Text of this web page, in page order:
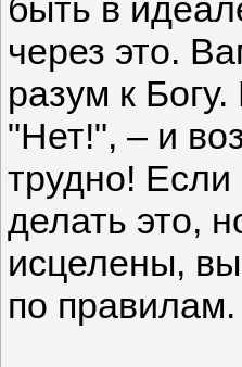
быть в
через это.
разум к
"Нет!", – и
трудно! Если
делать это,
исцелены, вы
по правилам.